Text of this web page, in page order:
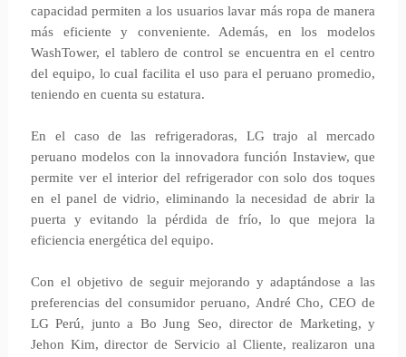
capacidad permiten a los usuarios lavar más ropa de manera
más eficiente y conveniente. Además, en los modelos
WashTower, el tablero de control se encuentra en el centro
del equipo, lo cual facilita el uso para el peruano promedio,
teniendo en cuenta su estatura.
En el caso de las refrigeradoras, LG trajo al mercado
peruano modelos con la innovadora función Instaview, que
permite ver el interior del refrigerador con solo dos toques
en el panel de vidrio, eliminando la necesidad de abrir la
puerta y evitando la pérdida de frío, lo que mejora la
eficiencia energética del equipo.
Con el objetivo de seguir mejorando y adaptándose a las
preferencias del consumidor peruano, André Cho, CEO de
LG Perú, junto a Bo Jung Seo, director de Marketing, y
Jehon Kim, director de Servicio al Cliente, realizaron una